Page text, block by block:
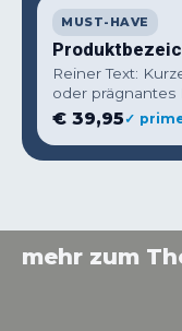
MUST-HAVE
Reiner Text:
oder prägnantes
€ 39,95✓
mehr zum